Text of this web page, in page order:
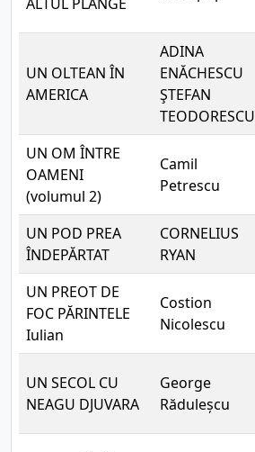
UN OLTEAN ÎN
AMERICA
ADINA
ENĂCHESCU
ŞTEFAN
TEODORESCU
UN OM ÎNTRE
OAMENI
(volumul 2)
Camil
Petrescu
UN POD PREA
ÎNDEPĂRTAT
CORNELIUS
RYAN
UN PREOT DE
FOC PĂRINTELE
Iulian
Costion
Nicolescu
UN SECOL CU
NEAGU DJUVARA
George
Răduleșcu